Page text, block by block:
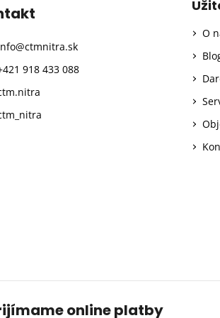
@ctmnitra.sk
918 433 088
O
online platby